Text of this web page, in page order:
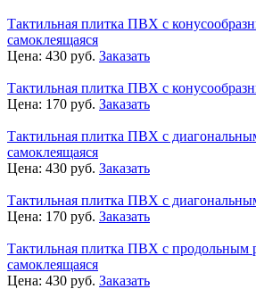
Тактильная плитка ПВХ с
самоклеящаяся
Цена: 430 руб. Заказать
Тактильная плитка ПВХ с
Цена: 170 руб. Заказать
Тактильная плитка ПВХ с
самоклеящаяся
Цена: 430 руб. Заказать
Тактильная плитка ПВХ с
Цена: 170 руб. Заказать
Тактильная плитка ПВХ с продольным
самоклеящаяся
Цена: 430 руб. Заказать